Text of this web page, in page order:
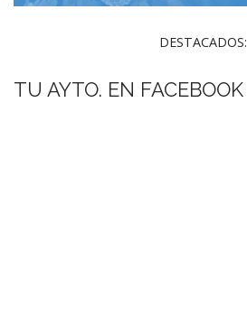
DESTACADOS:
TU AYTO. EN FACEBOOK